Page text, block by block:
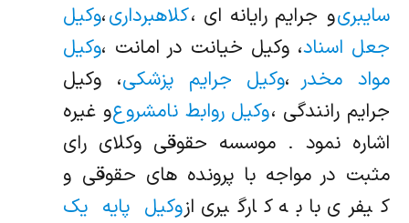
سایبریو جرایم رایانه ای ،کلاهبرداری،وکیل
جعل اسناد، وکیل خیانت در امانت ،وکیل
مواد مخدر ،وکیل جرایم پزشکی، وکیل
جرایم رانندگی ،وکیل روابط نامشروعو غیره
اشاره نمود . موسسه حقوقی وکلای رای
مثبت در مواجه با پرونده های حقوقی و
کیفری با به کارگیری ازوکیل پایه یک